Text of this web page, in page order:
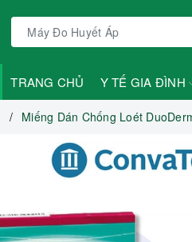
TRANG CHỦ Y TẾ GIA ĐÌNH
Miếng Dán Chống Loét